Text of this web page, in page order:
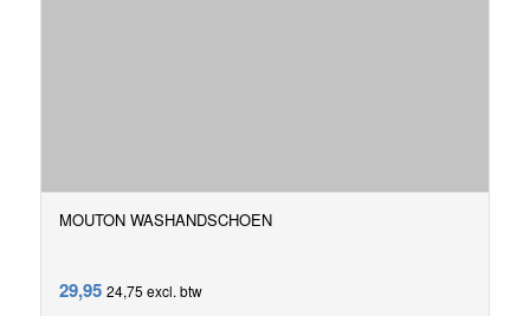
MOUTON WASHANDSCHOEN
29,95 24,75 excl. btw